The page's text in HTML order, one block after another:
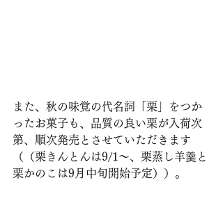
また、秋の味覚の代名詞「栗」をつか
ったお菓子も、品質の良い栗が入荷次
第、順次発売とさせていただきます
（（栗きんとんは9/1〜、栗蒸し羊羹と
栗かのこは9月中旬開始予定））。